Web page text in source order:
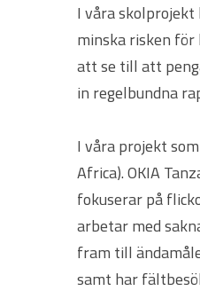
I våra
minska risken
att se till att
in regelbundna
I våra projekt
Africa). OKIA
fokuserar på
arbetar med
fram till
samt har